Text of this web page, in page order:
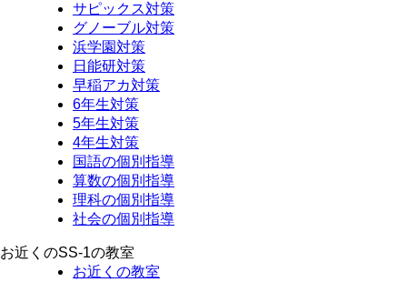
サピックス対策
グノーブル対策
浜学園対策
日能研対策
早稲アカ対策
6年生対策
5年生対策
4年生対策
国語の個別指導
算数の個別指導
理科の個別指導
社会の個別指導
お近くのSS-1の教室
お近くの教室